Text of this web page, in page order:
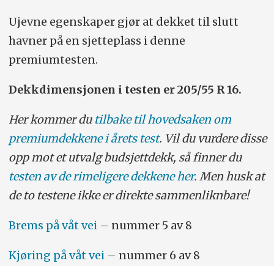
Ujevne egenskaper gjør at dekket til slutt
havner på en sjetteplass i denne
premiumtesten.
Dekkdimensjonen i testen er 205/55 R 16.
Her kommer du tilbake til hovedsaken om
premiumdekkene i årets test. Vil du vurdere disse
opp mot et utvalg budsjettdekk, så finner du
testen av de rimeligere dekkene her. Men husk at
de to testene ikke er direkte sammenliknbare!
Brems på våt vei– nummer 5 av 8
Kjøring på våt vei– nummer 6 av 8